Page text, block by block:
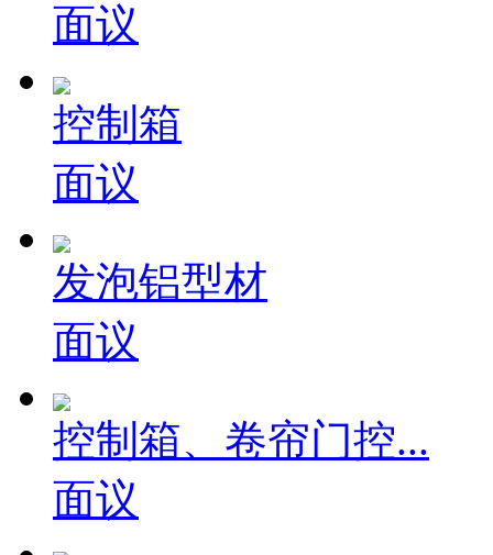
面议
控制箱
面议
发泡铝型材
面议
控制箱、卷帘门控...
面议